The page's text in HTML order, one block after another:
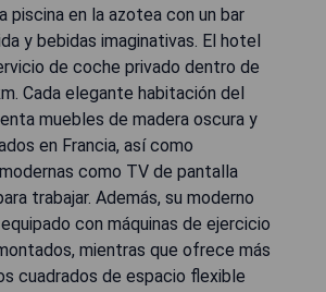
piscina en la azotea con un bar
y bebidas imaginativas. El hotel
de coche privado dentro de
Cada elegante habitación del
muebles de madera oscura y
en Francia, así como
como TV de pantalla
trabajar. Además, su moderno
con máquinas de ejercicio
mientras que ofrece más
cuadrados de espacio flexible